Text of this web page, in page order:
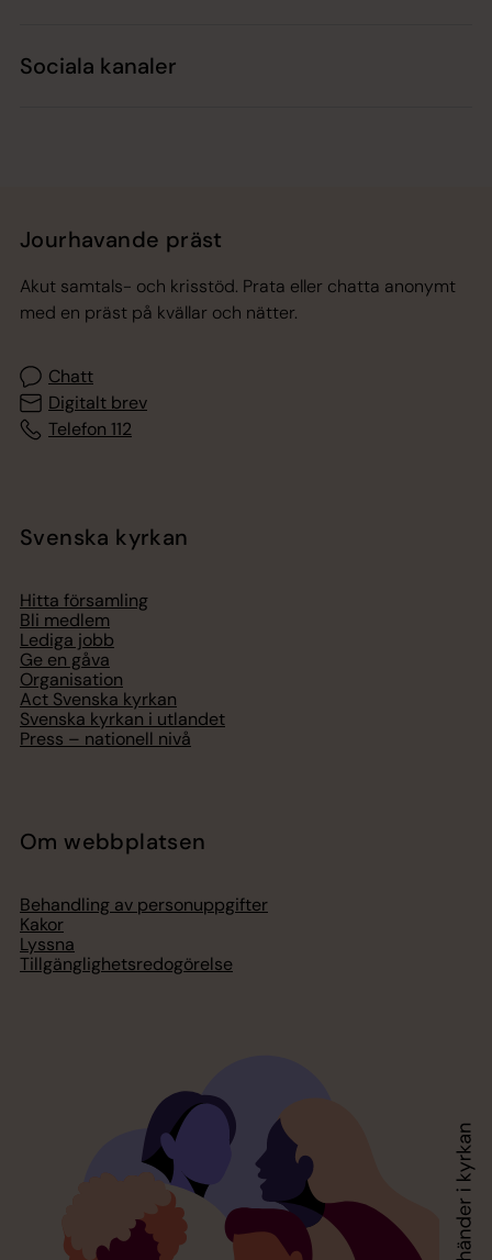
Sociala kanaler
Jourhavande präst
Akut samtals- och krisstöd. Prata eller chatta anonymt
med en präst på kvällar och nätter.
Chatt
Digitalt brev
Telefon 112
Svenska kyrkan
Hitta församling
Bli medlem
Lediga jobb
Ge en gåva
Organisation
Act Svenska kyrkan
Svenska kyrkan i utlandet
Press – nationell nivå
Om webbplatsen
Behandling av personuppgifter
Kakor
Lyssna
Tillgänglighetsredogörelse